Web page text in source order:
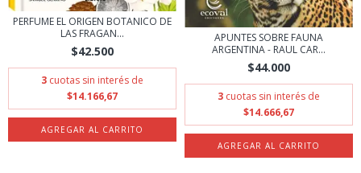
PERFUME EL ORIGEN BOTANICO DE
LAS FRAGAN...
$42.500
3 cuotas sin interés de
$14.166,67
APUNTES SOBRE FAUNA
ARGENTINA - RAUL CAR...
$44.000
3 cuotas sin interés de
$14.666,67